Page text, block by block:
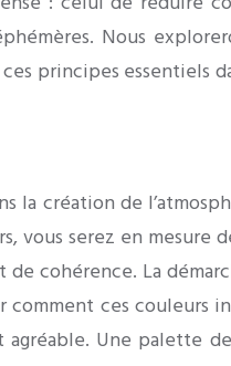
Nous
principes essentiels
création de
vous serez en mesure
cohérence. La
ces couleurs
Une palette